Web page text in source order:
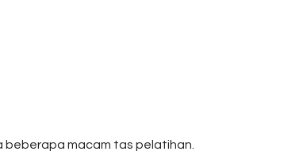
macam tas pelatihan.